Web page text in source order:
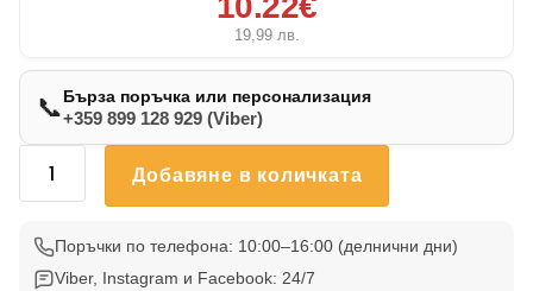
19,99 лв.
📞Бърза поръчка или персонализация
+359 899 128 929 (Viber)
количество
Възглавничка
Грифон
004
Добавяне в количката
Поръчки по телефона: 10:00–16:00 (делнични дни)
Viber, Instagram и Facebook: 24/7